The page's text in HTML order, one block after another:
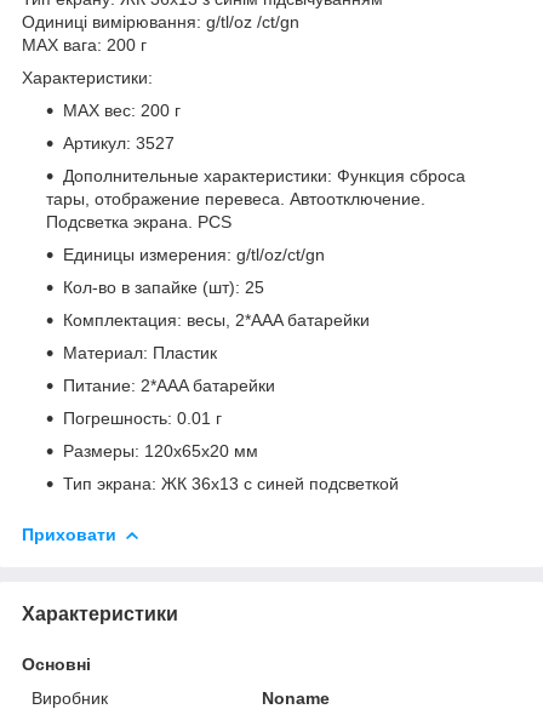
Одиниці вимірювання: g/tl/oz /ct/gn
MAX вага: 200 г
Характеристики:
MAX вес: 200 г
Артикул: 3527
Дополнительные характеристики: Функция сброса
тары, отображение перевеса. Автоотключение.
Подсветка экрана. PCS
Единицы измерения: g/tl/oz/ct/gn
Кол-во в запайке (шт): 25
Комплектация: весы, 2*AAA батарейки
Материал: Пластик
Питание: 2*AAA батарейки
Погрешность: 0.01 г
Размеры: 120х65х20 мм
Тип экрана: ЖК 36х13 с синей подсветкой
Приховати
Характеристики
Основні
Виробник
Noname